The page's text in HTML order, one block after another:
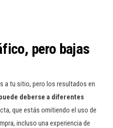
pero bajas
a tu sitio, pero los resultados en
deberse a diferentes
que estás omitiendo el uso de
incluso una experiencia de